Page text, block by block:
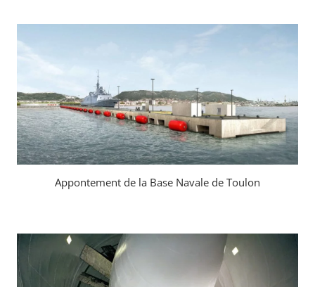
Appontement de la Base Navale de Toulon